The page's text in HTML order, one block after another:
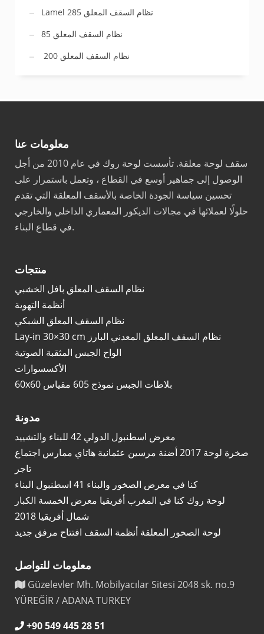
Lamel 285 نظام السقف المعلق
نظام السقف المعلق 85
نظام السقف المعلق 200
معلومات عنا
سقف لوحة معلقة. تأسست لوحة روك في عام 2010 من أجل
الوصول إلى جماهير أوسع في القطاع ، وتعمل باستمرار على
تحسين سياسة الجودة الخاصة بالأسقف المعلقة التي تقدم
حلولًا لعملائها في مجالات الديكور المعماري الداخلي والخارجي
في قطاع البناء.
منتجات
نظام السقف المعلق بافل الخشبي
أنظمة التهوية
نظام السقف المعلق الشبكي
Lay-in 30×30 cm نظام السقف المعلق المعدني البارز
الواح الجبس المثقبة الصوتية
الأكسسوارات
60x60 بلاطات الجبس نموذج 605 مقياس
مدونة
معرض اسطنبول الدولي 42 للبناء والتشييد
صخرة لوحة 2017 أضنة مرسين عثمانية هاتاي ممارس اجتماع
تاجر
كنا في معرض الصخور والبناء 41 اسطنبول البناء
لوحة روك كنا في المغرب أفريقيا معرض الخمسة الكبار
شمال أفريقيا 2018
لوحة الصخور المعلقة أنظمة السقف افتتاح مرفق جديد
معلومات للتواصل
Güzelevler Mh. Mobilyacılar Sitesi 2048 sk. no.9
YÜREĞİR / ADANA TURKEY
+90 549 445 28 51